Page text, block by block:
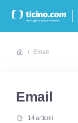
/ Email
Email
14 articoli